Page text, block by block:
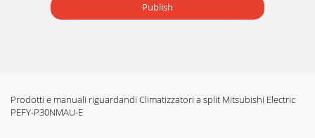
Publish
Prodotti e manuali riguardandi Climatizzatori a split Mitsubishi Electric
PEFY-P30NMAU-E